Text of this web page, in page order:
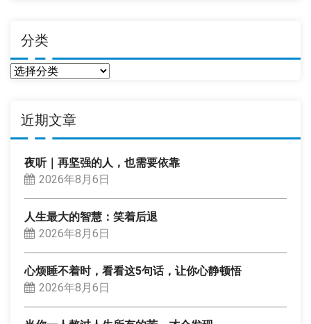
分类
分
近期文章
夜听｜再坚强的人，也需要依靠
2026年8月6日
人生最大的智慧：笑着后退
2026年8月6日
心烦睡不着时，看看这5句话，让你心静顿悟
2026年8月6日